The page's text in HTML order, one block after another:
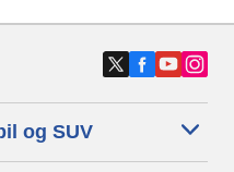
og SUV